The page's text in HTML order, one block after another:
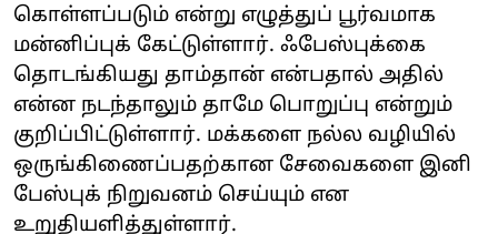
கொள்ளப்படும் என்று எழுத்துப் பூர்வமாக
மன்னிப்புக் கேட்டுள்ளார். ஃபேஸ்புக்கை
தொடங்கியது தாம்தான் என்பதால் அதில்
என்ன நடந்தாலும் தாமே பொறுப்பு என்றும்
குறிப்பிட்டுள்ளார். மக்களை நல்ல வழியில்
ஒருங்கிணைப்பதற்கான சேவைகளை இனி
பேஸ்புக் நிறுவனம் செய்யும் என
உறுதியளித்துள்ளார்.